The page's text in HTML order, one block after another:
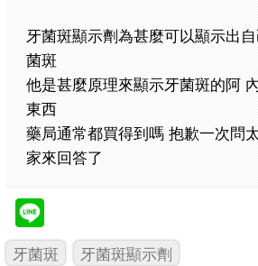
下載專區
牙菌斑顯示劑為甚麼可以顯示出
菌斑
他是甚麼原理來顯示牙菌斑的阿
東西
藥局通常都買得到嗎 抱歉一次問
家來回答了
牙菌斑 牙菌斑顯示劑